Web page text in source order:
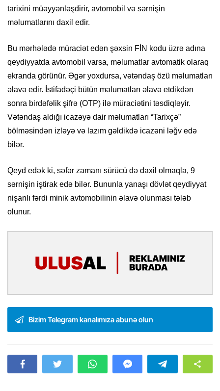
tarixini müəyyənləşdirir, avtomobil və sərnişin
məlumatlarını daxil edir.
Bu mərhələdə müraciət edən şəxsin FİN kodu üzrə adına
qeydiyyatda avtomobil varsa, məlumatlar avtomatik olaraq
ekranda görünür. Əgər yoxdursa, vətəndaş özü məlumatları
əlavə edir. İstifadəçi bütün məlumatları əlavə etdikdən
sonra birdəfəlik şifrə (OTP) ilə müraciətini təsdiqləyir.
Vətəndaş aldığı icazəyə dair məlumatları “Tarixçə”
bölməsindən izləyə və lazım gəldikdə icazəni ləğv edə
bilər.
Qeyd edək ki, səfər zamanı sürücü də daxil olmaqla, 9
sərnişin iştirak edə bilər. Bununla yanaşı dövlət qeydiyyat
nişanlı fərdi minik avtomobilinin əlavə olunması tələb
olunur.
Bizim Telegram kanalımıza abunə olun